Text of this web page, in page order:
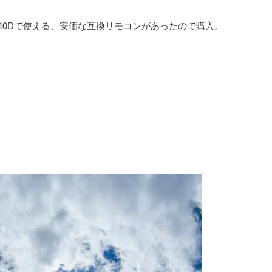
で使える、安価な互換リモコンがあったので購入。